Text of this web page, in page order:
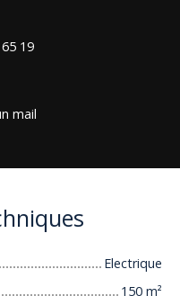
19
mail
Electrique
150 m²